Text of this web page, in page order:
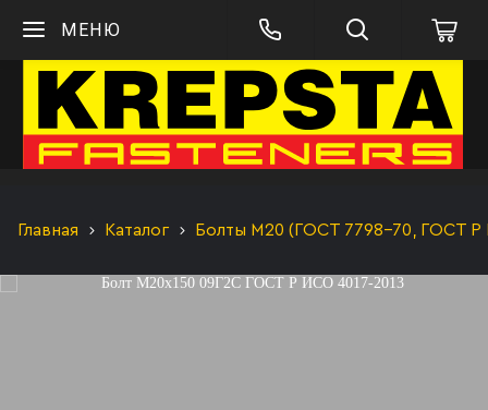
МЕНЮ
Главная Каталог Болты М20 (ГОСТ 7798-70, ГОСТ Р